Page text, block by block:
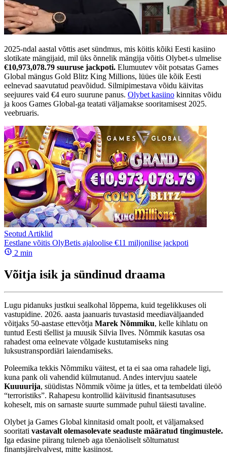
2025-ndal aastal võttis aset sündmus, mis köitis kõiki Eesti kasiino
slotikate mängijaid, mil üks õnnelik mängija võitis Olybet-s ulmelise
€10,973,078.79 suuruse jackpoti. Elumuutev võit potsatas Games
Global mängus Gold Blitz King Millions, lüües üle kõik Eesti
eelnevad saavutatud peavõidud. Silmipimestava võidu käivitas
seejuures vaid €4 euro suurune panus. Olybet kasiino kinnitas võidu
ja koos Games Global-ga teatati väljamakse sooritamisest 2025.
veebruaris.
Seotud Artiklid
Eestlane võitis OlyBetis ajaloolise €11 miljonilise jackpoti
2 min
Võitja isik ja sündinud draama
Lugu pidanuks justkui sealkohal lõppema, kuid tegelikkuses oli
vastupidine. 2026. aasta jaanuaris tuvastasid meediaväljaanded
võitjaks 50-aastase ettevõtja Marek Nõmmiku, kelle kihlatu on
tuntud Eesti tšellist ja muusik Silvia Ilves. Nõmmik kasutas osa
rahadest oma eelnevate võlgade kustutamiseks ning
luksustranspordiäri laiendamiseks.
Poleemika tekkis Nõmmiku väitest, et ta ei saa oma rahadele ligi,
kuna pank oli vahendid külmutanud. Andes intervjuu saatele
Kuuuurija, süüdistas Nõmmik võime ja ütles, et ta tembeldati üleöö
“terroristiks”. Rahapesu kontrollid käivitusid finantsasutuses
koheselt, mis on sarnaste suurte summade puhul täiesti tavaline.
Olybet ja Games Global kinnitasid omalt poolt, et väljamaksed
sooritati vastavalt olemasolevate seaduste määratud tingimustele.
Iga edasine piirang tuleneb aga tõenäoliselt sõltumatust
finantsjärelvalvest, mitte kasiinost.